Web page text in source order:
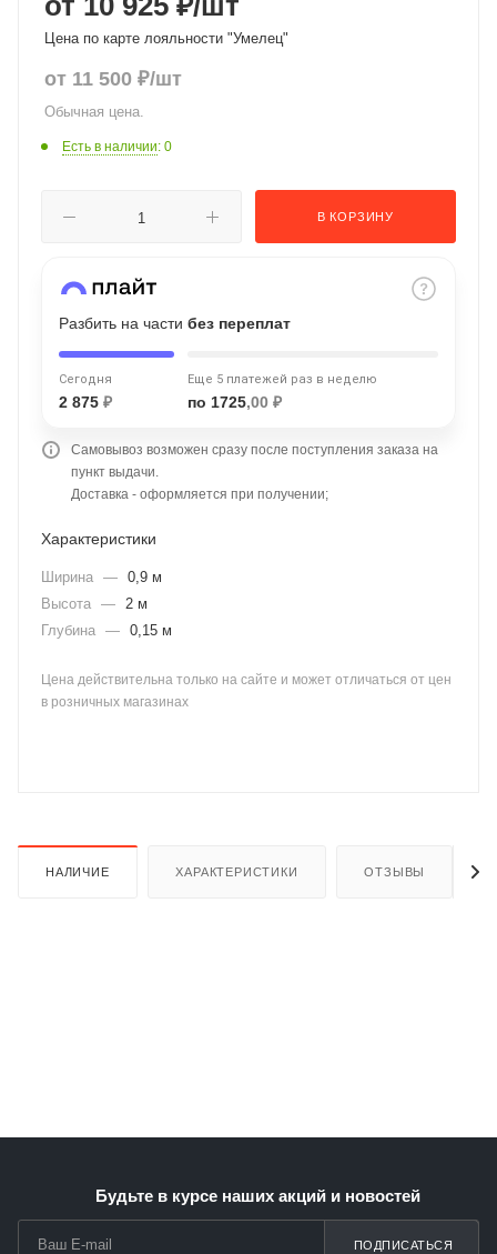
Цена по карте лояльности "Умелец"
от 11 500 ₽/шт
Обычная цена.
Есть в наличии: 0
В КОРЗИНУ
Разбить на части без переплат
Сегодня
2 875 ₽
Еще 5 платежей раз в неделю
по 1725,00 ₽
Самовывоз возможен сразу после поступления заказа на
пункт выдачи.
Доставка - оформляется при получении;
Характеристики
Ширина — 0,9 м
Высота — 2 м
Глубина — 0,15 м
Цена действительна только на сайте и может отличаться от цен
в розничных магазинах
НАЛИЧИЕ ХАРАКТЕРИСТИКИ ОТЗЫВЫ
Будьте в курсе наших акций и новостей
ПОДПИСАТЬСЯ
об оплате Плайтом
раз в 2
недели
plait.ru